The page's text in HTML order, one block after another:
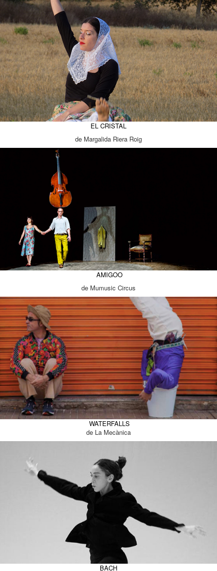
EL CRISTAL
de Margalida Riera Roig
AMIGOO
de Mumusic Circus
WATERFALLS
de La Mecànica
BACH